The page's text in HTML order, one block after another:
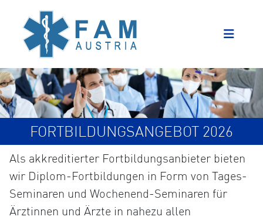
FORTBILDUNGSANGEBOT 2026
Als akkreditierter Fortbildungsanbieter bieten
wir Diplom-Fortbildungen in Form von Tages-
Seminaren und Wochenend-Seminaren für
Ärztinnen und Ärzte in nahezu allen